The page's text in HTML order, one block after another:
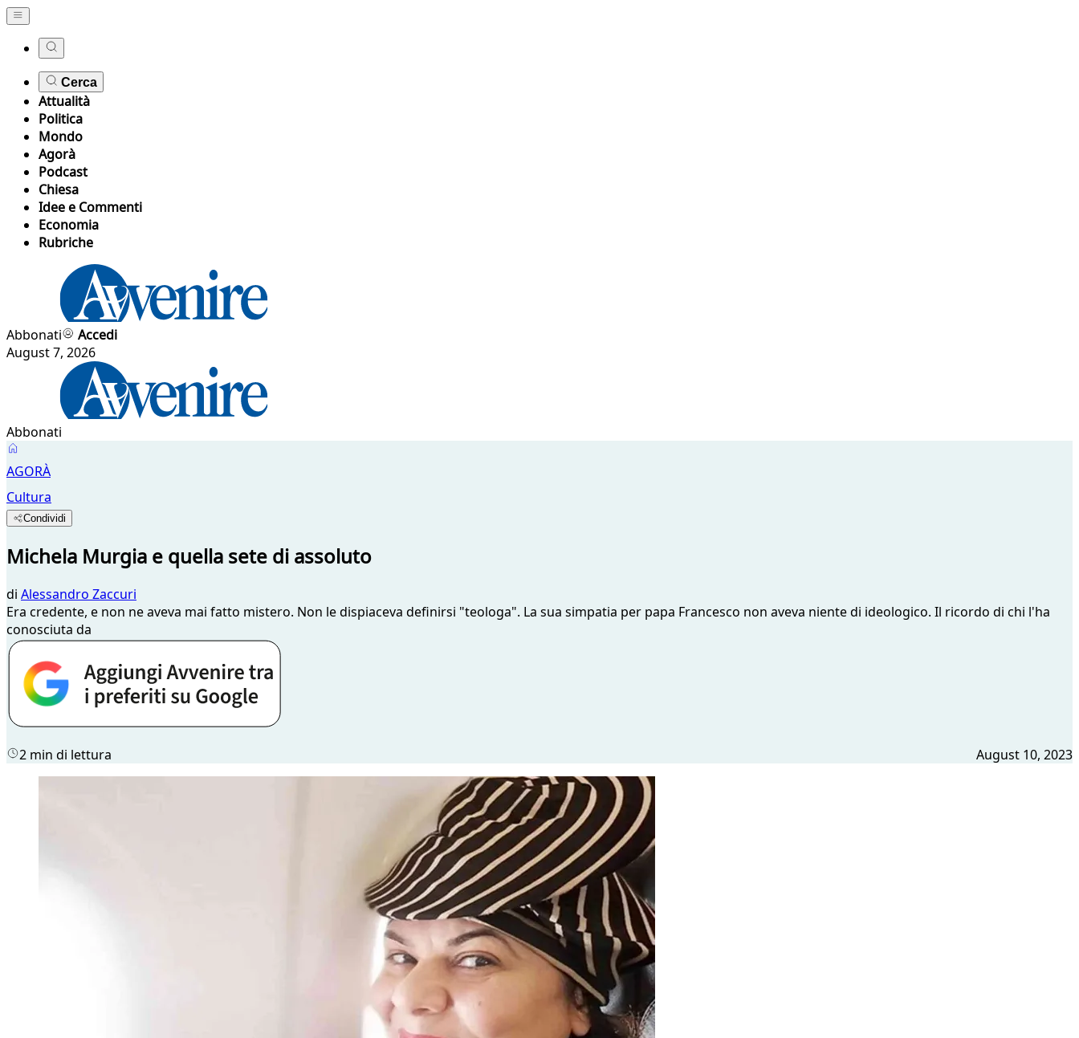
Cerca
Attualità
Politica
Mondo
Agorà
Podcast
Chiesa
Idee e Commenti
Economia
Rubriche
Abbonati
Accedi
August 7, 2026
Abbonati
AGORÀ
Cultura
Condividi
Michela Murgia e quella sete di assoluto
di Alessandro Zaccuri
Era credente, e non ne aveva mai fatto mistero. Non le dispiaceva definirsi "teologa". La sua simpatia per papa Francesco non aveva niente di ideologico. Il ricordo di chi l'ha
conosciuta da
2 min di lettura August 10, 2023